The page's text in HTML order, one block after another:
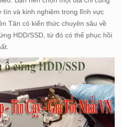
tín và kinh nghiệm trong lĩnh vực
Tân có kiến thức chuyên sâu về
HDD/SSD, từ đó có thể phục hồi